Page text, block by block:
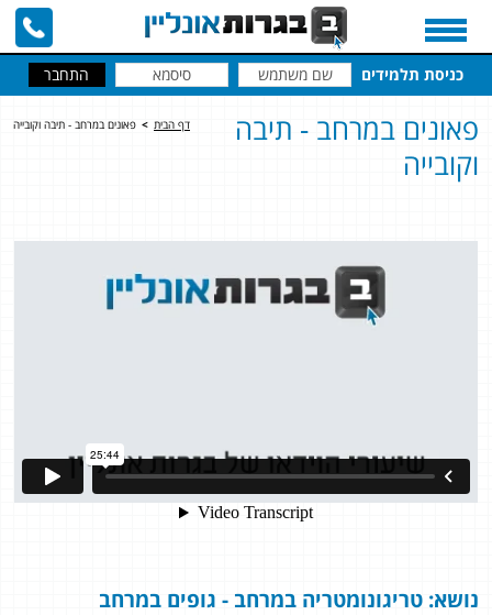
כניסת תלמידים
דף הבית > פאונים במרחב - תיבה וקובייה
פאונים במרחב - תיבה
וקובייה
נושא: טריגונומטריה במרחב - גופים במרחב